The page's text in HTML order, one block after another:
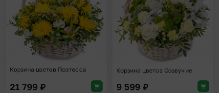
Корзина цветов Поэтесса
21 799 ₽
Корзина цветов Созвучие
9 599 ₽